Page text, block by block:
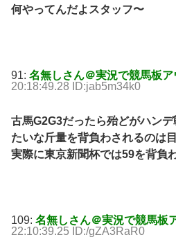
何やってんだよスタッフ〜
91: 名無しさん＠実況で競馬板ア
20:18:49.28 ID:jab5m34k0
古馬G2G3だったら殆どがハン
たいな斤量を背負わされるのは
実際に東京新聞杯では59を背負
109: 名無しさん＠実況で競馬板
22:10:39.25 ID:/gZA3RaR0